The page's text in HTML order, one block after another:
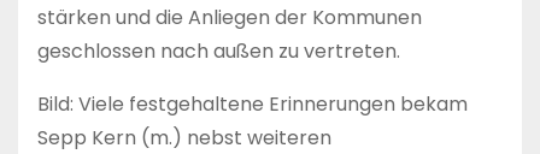
stärken und die Anliegen der Kommunen
geschlossen nach außen zu vertreten.
Bild: Viele festgehaltene Erinnerungen bekam
Sepp Kern (m.) nebst weiteren